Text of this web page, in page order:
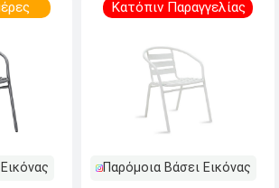
Κατόπιν Παραγγελίας
Παρόμοια Βάσει Εικόνας